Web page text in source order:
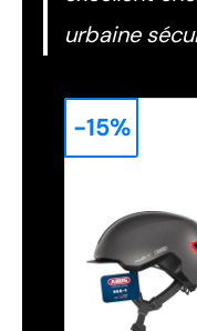
urbaine
-15%